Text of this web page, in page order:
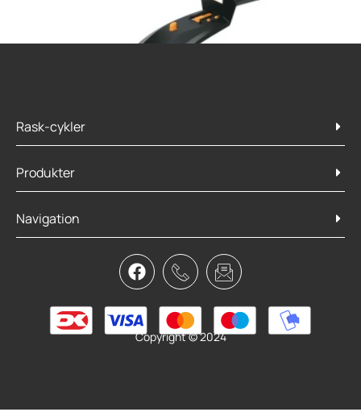
SKS Shockblade dark 26″ +27,5″ front
249,95kr.
Læs mere
Rask-cykler
Produkter
Navigation
Copyright © 2024